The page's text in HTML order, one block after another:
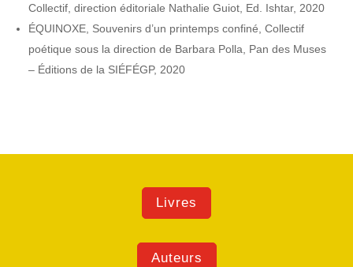
Collectif, direction éditoriale Nathalie Guiot, Ed. Ishtar, 2020
ÉQUINOXE, Souvenirs d’un printemps confiné, Collectif
poétique sous la direction de Barbara Polla, Pan des Muses
– Éditions de la SIÉFÉGP, 2020
Livres
Auteurs